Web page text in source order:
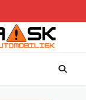
Rady.
Tipy